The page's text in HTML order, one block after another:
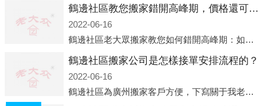
鶴邊社區教您搬家錯開高峰期，價格還可優惠！
2022-06-16
鶴邊社區老大眾搬家教您如何錯開高峰期：如何錯開高峰期搬家，老大眾搬家做了一些電話數據統計和分析，發現市民中午2點左右訪問網站的人是最多的，電話咨詢是早上9點左右是最多的，預約搬家周六和周日是最多的，網上QQ微
鶴邊社區搬家公司是怎樣接單安排流程的？
2022-06-16
鶴邊社區為廣州搬家客戶方便，下寫關于我老大眾搬家公司接單的流程，九條給搬家朋友參考，了解搬家公司工序，免去搬家時的沒有準備好的工作，給您及時快速的搬好家。一．電話咨詢：專人接待客戶電話咨詢，初步了解客戶搬 家